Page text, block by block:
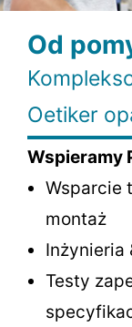
Od
Oetiker
Wspieramy
Wsparcie
montaż
Inżynieria
Testy